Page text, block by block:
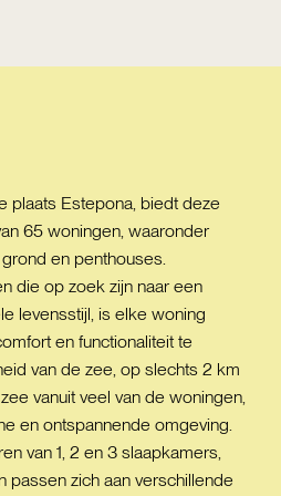
plaats Estepona, biedt deze
65 woningen, waaronder
en penthouses.
die op zoek zijn naar een
levensstijl, is elke woning
en functionaliteit te
van de zee, op slechts 2 km
vanuit veel van de woningen,
en ontspannende omgeving.
van 1, 2 en 3 slaapkamers,
passen zich aan verschillende